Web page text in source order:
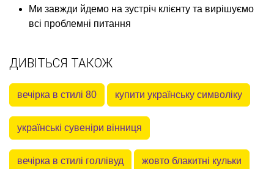
Ми завжди йдемо на зустріч клієнту та вирішуємо
всі проблемні питання
ДИВІТЬСЯ ТАКОЖ
вечірка в стилі 80 купити українську символіку
українські сувеніри вінниця
вечірка в стилі голлівуд жовто блакитні кульки